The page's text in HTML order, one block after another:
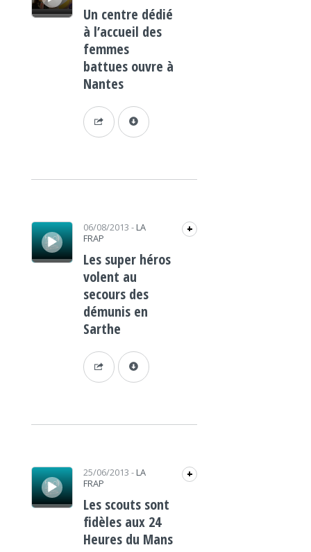
Un centre dédié
à l’accueil des
femmes
battues ouvre à
Nantes
Lecteur audio 06/08/2013 - LA
FRAP
+
Les super héros
volent au
secours des
démunis en
Sarthe
Lecteur audio 25/06/2013 - LA
FRAP
+
Les scouts sont
fidèles aux 24
Heures du Mans